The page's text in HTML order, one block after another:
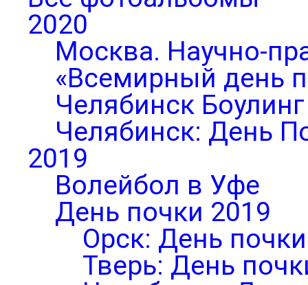
2020
Москва. Научно-
«Всемирный день
Челябинск
Челябинск: День
2019
Волейбол в Уфе
День почки 2019
Орск: День почки
Тверь: День